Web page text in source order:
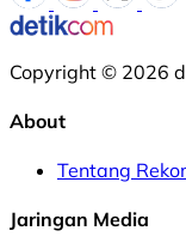
Copyright © 2026
About
Tentang
Jaringan Media